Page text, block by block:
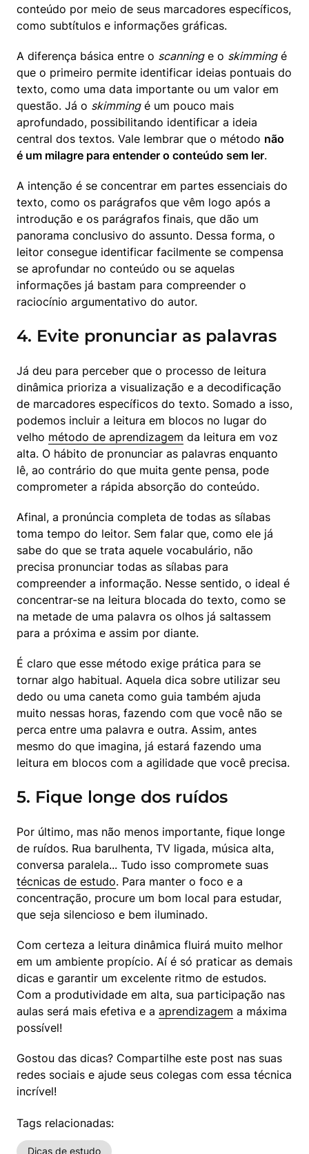
conteúdo por meio de seus marcadores específicos,
como subtítulos e informações gráficas.
A diferença básica entre o scanning e o skimming é
que o primeiro permite identificar ideias pontuais do
texto, como uma data importante ou um valor em
questão. Já o skimming é um pouco mais
aprofundado, possibilitando identificar a ideia
central dos textos. Vale lembrar que o método não
é um milagre para entender o conteúdo sem ler.
A intenção é se concentrar em partes essenciais do
texto, como os parágrafos que vêm logo após a
introdução e os parágrafos finais, que dão um
panorama conclusivo do assunto. Dessa forma, o
leitor consegue identificar facilmente se compensa
se aprofundar no conteúdo ou se aquelas
informações já bastam para compreender o
raciocínio argumentativo do autor.
4. Evite pronunciar as palavras
Já deu para perceber que o processo de leitura
dinâmica prioriza a visualização e a decodificação
de marcadores específicos do texto. Somado a isso,
podemos incluir a leitura em blocos no lugar do
velho método de aprendizagem da leitura em voz
alta. O hábito de pronunciar as palavras enquanto
lê, ao contrário do que muita gente pensa, pode
comprometer a rápida absorção do conteúdo.
Afinal, a pronúncia completa de todas as sílabas
toma tempo do leitor. Sem falar que, como ele já
sabe do que se trata aquele vocabulário, não
precisa pronunciar todas as sílabas para
compreender a informação. Nesse sentido, o ideal é
concentrar-se na leitura blocada do texto, como se
na metade de uma palavra os olhos já saltassem
para a próxima e assim por diante.
É claro que esse método exige prática para se
tornar algo habitual. Aquela dica sobre utilizar seu
dedo ou uma caneta como guia também ajuda
muito nessas horas, fazendo com que você não se
perca entre uma palavra e outra. Assim, antes
mesmo do que imagina, já estará fazendo uma
leitura em blocos com a agilidade que você precisa.
5. Fique longe dos ruídos
Por último, mas não menos importante, fique longe
de ruídos. Rua barulhenta, TV ligada, música alta,
técnicas de estudo. Para manter o foco e a
concentração, procure um bom local para estudar,
que seja silencioso e bem iluminado.
Com certeza a leitura dinâmica fluirá muito melhor
em um ambiente propício. Aí é só praticar as demais
dicas e garantir um excelente ritmo de estudos.
Com a produtividade em alta, sua participação nas
aulas será mais efetiva e a aprendizagem a máxima
possível!
Gostou das dicas? Compartilhe este post nas suas
redes sociais e ajude seus colegas com essa técnica
incrível!
Tags relacionadas:
Dicas de estudo